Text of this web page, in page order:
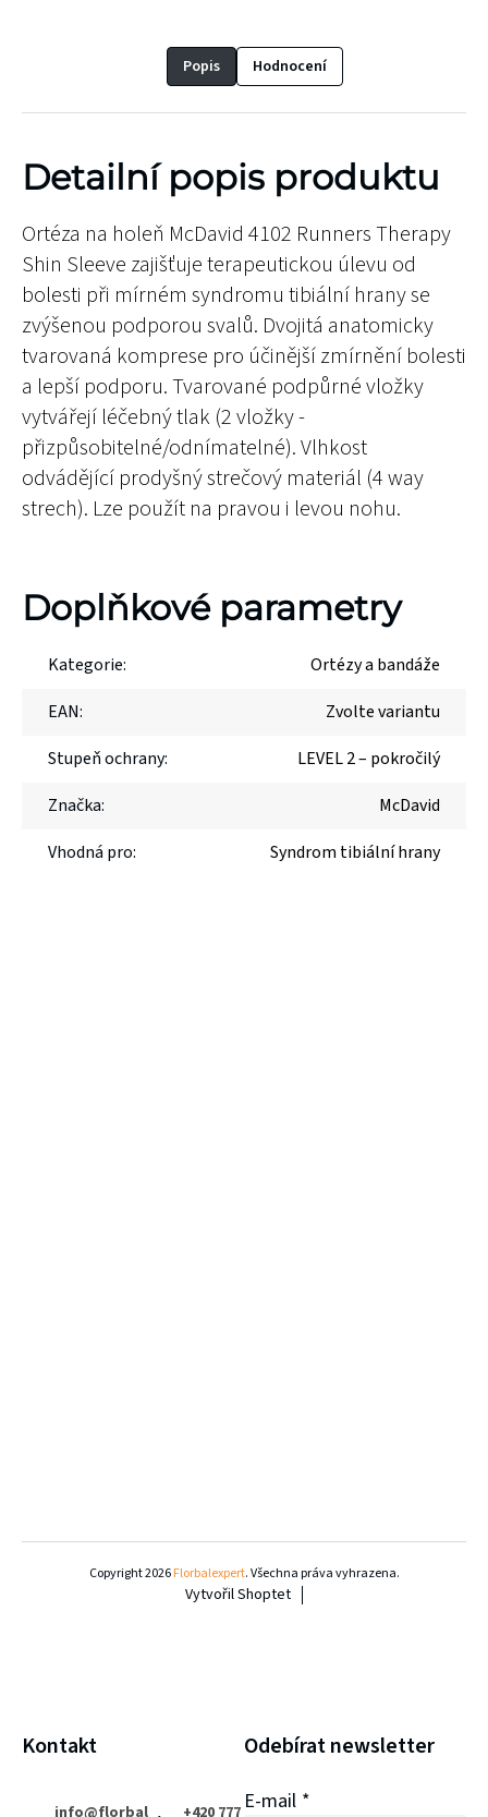
Popis Hodnocení
Detailní popis produktu
Ortéza na holeň McDavid 4102 Runners Therapy
Shin Sleeve zajišťuje terapeutickou úlevu od
bolesti při mírném syndromu tibiální hrany se
zvýšenou podporou svalů. Dvojitá anatomicky
tvarovaná komprese pro účinější zmírnění bolesti
a lepší podporu. Tvarované podpůrné vložky
vytvářejí léčebný tlak (2 vložky -
přizpůsobitelné/odnímatelné). Vlhkost
odvádějící prodyšný strečový materiál (4 way
strech). Lze použít na pravou i levou nohu.
Doplňkové parametry
Kategorie:
Ortézy a bandáže
EAN:
Zvolte variantu
Stupeň ochrany:
LEVEL 2 – pokročilý
Značka:
McDavid
Vhodná pro: Syndrom tibiální hrany
Kontakt
info@florbal +420 777
Odebírat newsletter
E-mail
Vytvořil Shoptet
Copyright 2026Florbalexpert. Všechna práva vyhrazena.